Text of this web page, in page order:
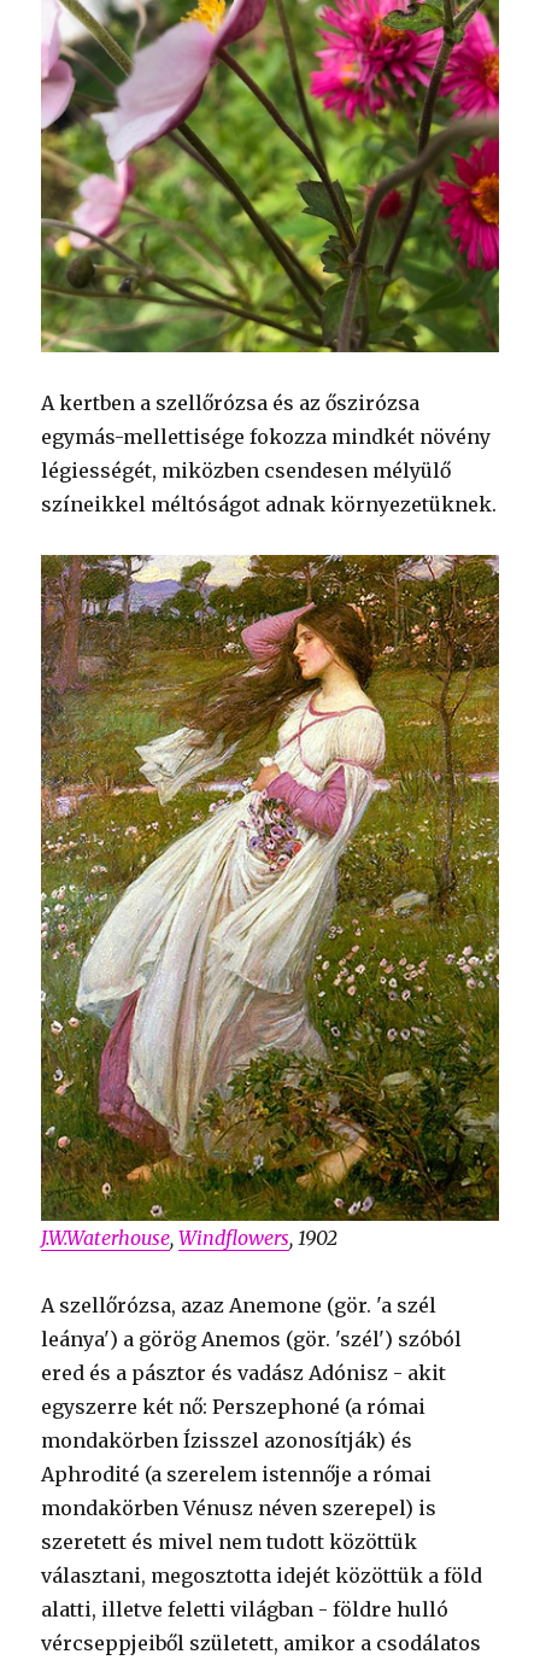
A kertben a szellőrózsa és az őszirózsa
egymás-mellettisége fokozza mindkét növény
légiességét, miközben csendesen mélyülő
színeikkel méltóságot adnak környezetüknek.
J.W.Waterhouse,Windflowers, 1902
A szellőrózsa, azaz Anemone (gör. 'a szél
leánya') a görög Anemos (gör. 'szél') szóból
ered és a pásztor és vadász Adónisz - akit
egyszerre két nő: Perszephoné (a római
mondakörben Ízisszel azonosítják) és
Aphrodité (a szerelem istennője a római
mondakörben Vénusz néven szerepel) is
szeretett és mivel nem tudott közöttük
választani, megosztotta idejét közöttük a föld
alatti, illetve feletti világban - földre hulló
vércseppjeiből született, amikor a csodálatos